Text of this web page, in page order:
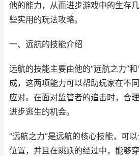
他的能力，从而进步游戏中的生存
些实用的玩法攻略。
一、远航的技能介绍
远航的技能主要由他的“远航之力”和
成，这两项能力可以帮助玩家在不
应对。在面对监管者的追击时，合
进步逃生的机会。
“远航之力”是远航的核心技能，可
位置，并且在跳跃的经过中，能够